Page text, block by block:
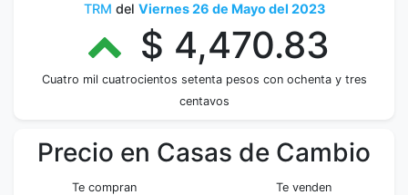
TRM del Viernes 26 de Mayo del 2023
$ 4,470.83
Cuatro mil cuatrocientos setenta pesos con ochenta y tres
centavos
Precio en Casas de Cambio
Te compran Te venden